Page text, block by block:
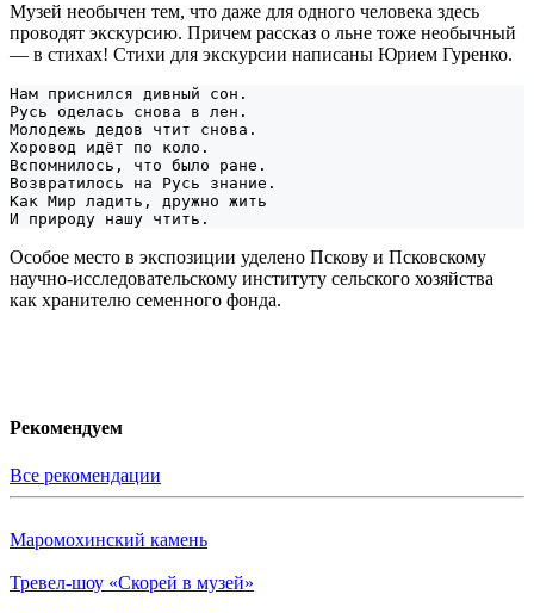
Музей необычен тем, что даже для одного человека здесь
проводят экскурсию. Причем рассказ о льне тоже необычный
— в стихах! Стихи для экскурсии написаны Юрием Гуренко.
Нам приснился дивный сон.
Русь оделась снова в лен.
Молодежь дедов чтит снова.
Хоровод идёт по коло.
Вспомнилось, что было ране.
Возвратилось на Русь знание.
Как Мир ладить, дружно жить
И природу нашу чтить.
Особое место в экспозиции уделено Пскову и Псковскому
научно-исследовательскому институту сельского хозяйства
как хранителю семенного фонда.
Рекомендуем
Все рекомендации
Маромохинский камень
Тревел-шоу «Скорей в музей»